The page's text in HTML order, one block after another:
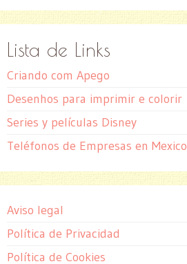
Lista de Links
Criando com Apego
Desenhos para imprimir e colorir
Series y películas Disney
Teléfonos de Empresas en Mexico
Aviso legal
Política de Privacidad
Política de Cookies